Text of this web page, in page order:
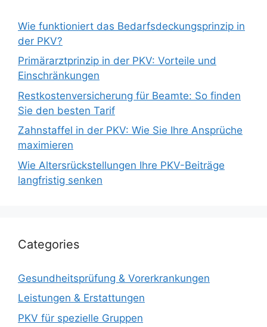
Wie funktioniert das Bedarfsdeckungsprinzip in
der PKV?
Primärarztprinzip in der PKV: Vorteile und
Einschränkungen
Restkostenversicherung für Beamte: So finden
Sie den besten Tarif
Zahnstaffel in der PKV: Wie Sie Ihre Ansprüche
maximieren
Wie Altersrückstellungen Ihre PKV-Beiträge
langfristig senken
Categories
Gesundheitsprüfung & Vorerkrankungen
Leistungen & Erstattungen
PKV für spezielle Gruppen